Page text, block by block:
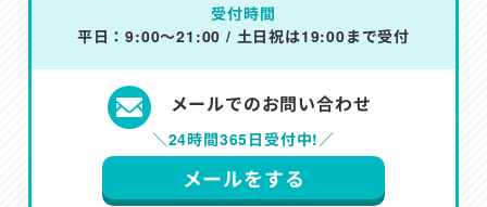
受付時間
平日：9:00～21:00 / 土日祝は19:00まで受付
メールでのお問い合わせ
＼24時間365日受付中!／
メールをする